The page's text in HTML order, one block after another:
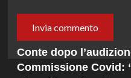
Conte dopo
Commissione Covid: